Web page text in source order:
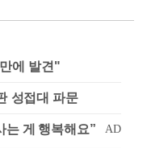
에 발견"
성접대 파문